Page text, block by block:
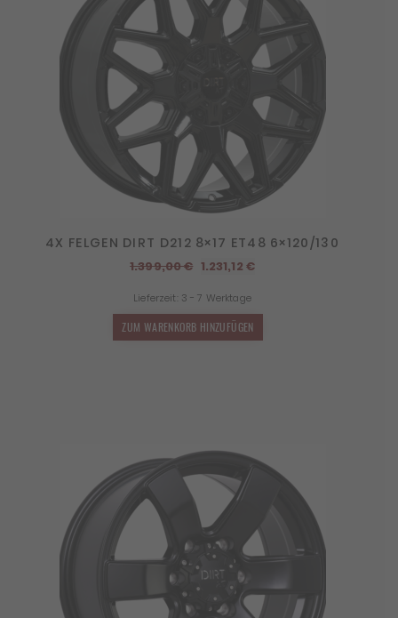
4X FELGEN DIRT D212 8×17 ET48 6×120/130
1.399,00€ Ursprünglicher
war:
1.399,00 €
1.231,12 €Aktueller
Lieferzeit: 3 - 7 Werktage
ZUM WARENKORB HINZUFÜGEN